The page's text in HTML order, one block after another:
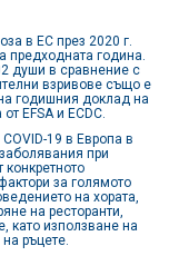
в ЕС през 2020 г.
предходната година.
души в сравнение с
взривове също е
годишния доклад на
EFSA и ECDC.
19 в Европа в
при
за голямото
на хората,
на ресторанти,
като използване на
ръцете.